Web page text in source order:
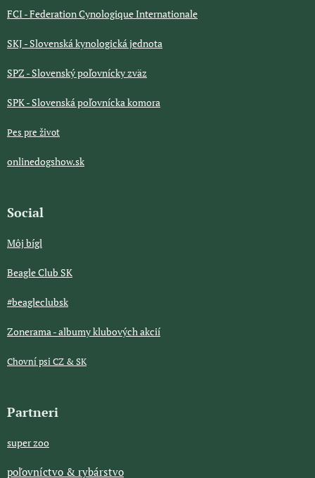
FCI - Federation Cynologique Internationale
SKJ - Slovenská kynologická jednota
SPZ - Slovenský poľovnícky zväz
SPK - Slovenská poľovnícka komora
Pes pre život
onlinedogshow.sk
Social
Môj bígl
Beagle Club SK
#beagleclubsk
Zonerama - albumy klubových akcií
Chovní psi CZ & SK
Partneri
super zoo
poľovníctvo & rybárstvo